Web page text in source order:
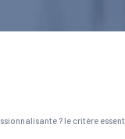
? le critère